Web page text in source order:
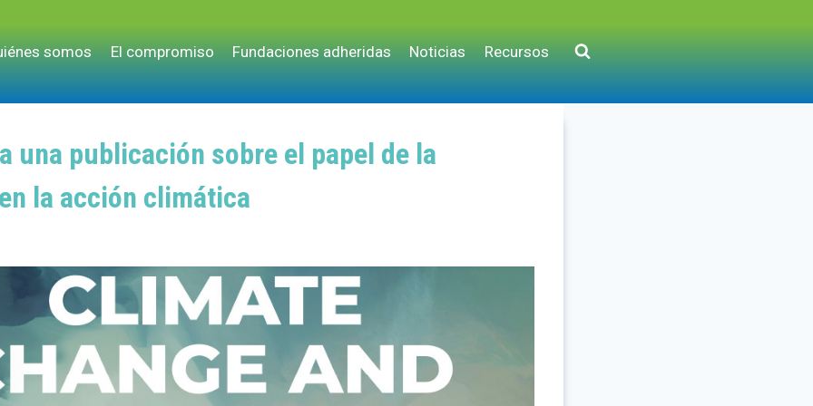
somos El compromiso Fundaciones adheridas Noticias Recursos
una publicación sobre el papel de la
la acción climática